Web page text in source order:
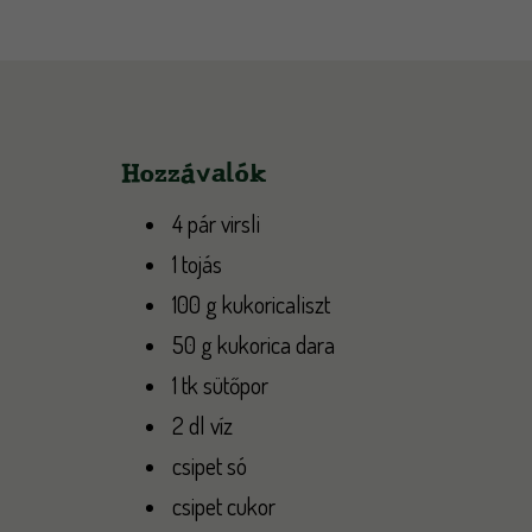
Hozzávalók
4 pár virsli
1 tojás
100 g kukoricaliszt
50 g kukorica dara
1 tk sütőpor
2 dl víz
csipet só
csipet cukor